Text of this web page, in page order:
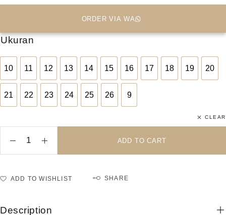
ORDER VIA WA
Ukuran
10
10
11
11
12
12
13
13
14
14
15
15
16
16
17
17
18
18
19
19
20
20
21
21
22
22
23
23
24
24
25
25
26
26
9
9
CLEAR
ADD TO CART
ADD TO WISHLIST SHARE
Description